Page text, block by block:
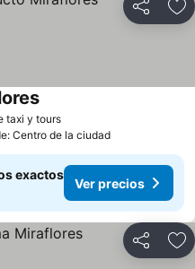
Compartir
taxi y tours
Centro de la ciudad
exactos
Ver precios
Compartir